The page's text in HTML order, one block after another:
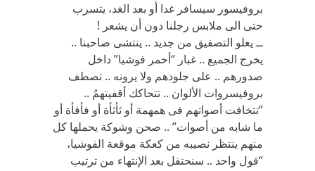
بروفيسور سيسافر غدا أو بعد الغد، يتسرب
حتى الى ملابس رجلنا دون أن يشعر !
ــ يعلو التصفيق من جديد .. ينتشى صاحبنا ..
يخرج الجميع .. غبار “أحمر فوشيا” داخل
صدورهم .. على جلودهم ولا يرونه .. تصطف
بروفيسروات الألوان .. تتحاكك أقفيتهمُ ..
“تتخافت أصواتهم فى همهمة أو ثأثأة أو فأفأة أو
ما شابه من أصوات” .. صحن وشوكة يحملها كل
منهم ينتظر نصيبه من كعكة موقعة الفوشيا،
“قول واحد .. سنحتفل بعد الإنتهاء من ترتيب